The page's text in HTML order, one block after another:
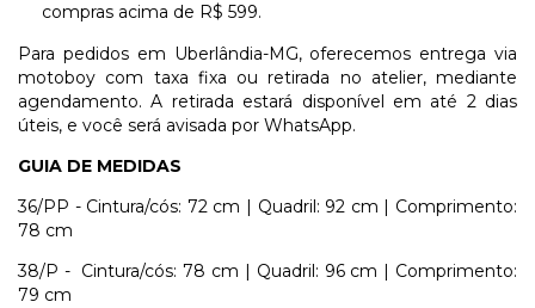
compras acima de R$ 599.
Para pedidos em Uberlândia-MG, oferecemos entrega via
motoboy com taxa fixa ou retirada no atelier, mediante
agendamento. A retirada estará disponível em até 2 dias
úteis, e você será avisada por WhatsApp.
GUIA DE MEDIDAS
36/PP - Cintura/cós: 72 cm | Quadril: 92 cm | Comprimento:
78 cm
38/P - Cintura/cós: 78 cm | Quadril: 96 cm | Comprimento:
79 cm